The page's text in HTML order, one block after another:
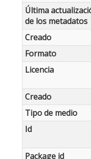
Última
de los metadatos
Creado
Formato
Licencia
Creado
Tipo de medio
Id
Package id